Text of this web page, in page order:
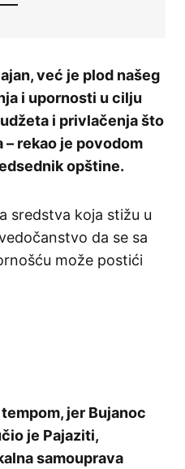
već je plod našeg
i upornosti u cilju
i privlačenja što
rekao je povodom
opštine.
sredstva koja stižu u
da se sa
može postići
jer Bujanoc
je Pajaziti,
samouprava